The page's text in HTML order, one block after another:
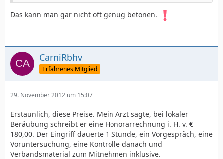
Das kann man gar nicht oft genug betonen.
CarniRbhv
Erfahrenes Mitglied
29. November 2012 um 15:07
Erstaunlich, diese Preise. Mein Arzt sagte, bei lokaler
Beräubung schreibt er eine Honorarrechnung i. H. v. €
180,00. Der Eingriff dauerte 1 Stunde, ein Vorgespräch, eine
Voruntersuchung, eine Kontrolle danach und
Verbandsmaterial zum Mitnehmen inklusive.